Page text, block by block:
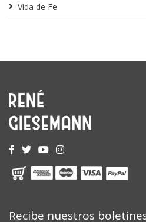
Vida de Fe
Recibe nuestros